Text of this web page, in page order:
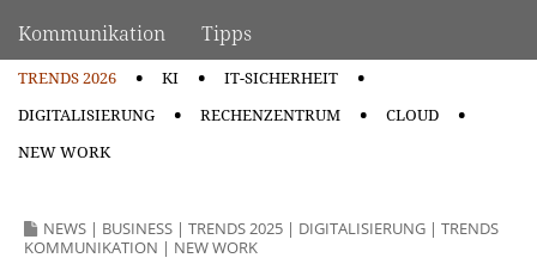
Kommunikation
Tipps
TRENDS 2026 KI
IT-SICHERHEIT
DIGITALISIERUNG
RECHENZENTRUM
CLOUD
NEW WORK
NEWS | BUSINESS | TRENDS 2025 | DIGITALISIERUNG | TRENDS
KOMMUNIKATION | NEW WORK